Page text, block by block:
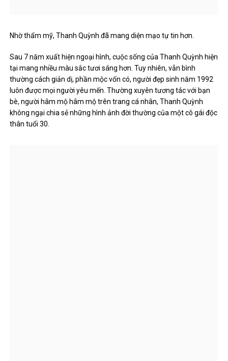
Nhờ thẩm mỹ, Thanh Quỳnh đã mang diện mạo tự tin hơn.
Sau 7 năm xuất hiện ngoại hình, cuộc sống của Thanh Quỳnh hiện
tại mang nhiều màu sắc tươi sáng hơn. Tuy nhiên, vẫn bình
thường cách giản dị, phần mộc vốn có, người đẹp sinh năm 1992
luôn được mọi người yêu mến. Thường xuyên tương tác với bạn
bè, người hâm mộ hâm mộ trên trang cá nhân, Thanh Quỳnh
không ngại chia sẻ những hình ảnh đời thường của một cô gái độc
thân tuổi 30.